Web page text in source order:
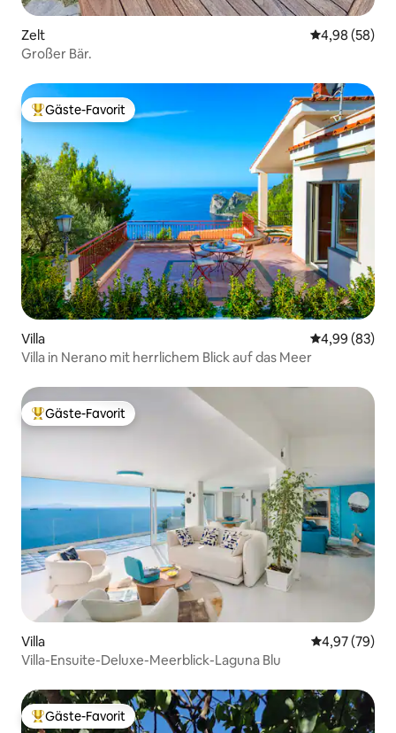
Zelt
4,98 (58)
Großer Bär.
Beliebter Gäste-Favorit.
Gäste-Favorit
Villa
4,99 (83)
Villa in Nerano mit herrlichem Blick auf das Meer
Beliebter Gäste-Favorit.
Gäste-Favorit
Villa
4,97 (79)
Villa-Ensuite-Deluxe-Meerblick-Laguna Blu
Beliebter Gäste-Favorit.
Gäste-Favorit